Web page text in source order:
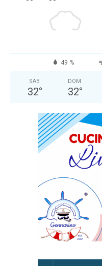
49 %
SAB
32°
DOM
32°